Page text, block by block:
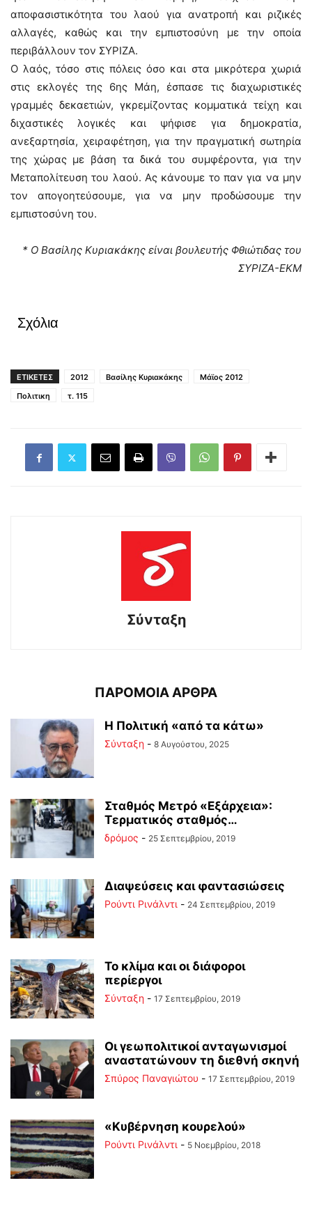
αποφασιστικότητα του λαού για ανατροπή και ριζικές
αλλαγές, καθώς και την εμπιστοσύνη με την οποία
περιβάλλουν τον ΣΥΡΙΖΑ.
Ο λαός, τόσο στις πόλεις όσο και στα μικρότερα χωριά
στις εκλογές της 6ης Μάη, έσπασε τις διαχωριστικές
γραμμές δεκαετιών, γκρεμίζοντας κομματικά τείχη και
διχαστικές λογικές και ψήφισε για δημοκρατία,
ανεξαρτησία, χειραφέτηση, για την πραγματική σωτηρία
της χώρας με βάση τα δικά του συμφέροντα, για την
Μεταπολίτευση του λαού. Ας κάνουμε το παν για να μην
τον απογοητεύσουμε, για να μην προδώσουμε την
εμπιστοσύνη του.
* Ο Βασίλης Κυριακάκης είναι βουλευτής Φθιώτιδας του
ΣΥΡΙΖΑ-ΕΚΜ
Σχόλια
ΕΤΙΚΕΤΕΣ 2012 Βασίλης Κυριακάκης
Μάϊος 2012
Πολιτικη
τ. 115
Σύνταξη
ΠΑΡΟΜΟΙΑ ΑΡΘΡΑ
Η Πολιτική «από τα κάτω»
Σύνταξη - 8 Αυγούστου, 2025
Σταθμός Μετρό «Εξάρχεια»:
Τερματικός σταθμός…
δρόμος - 25 Σεπτεμβρίου, 2019
Διαψεύσεις και φαντασιώσεις
Ρούντι Ρινάλντι - 24 Σεπτεμβρίου, 2019
Το κλίμα και οι διάφοροι
περίεργοι
Σύνταξη - 17 Σεπτεμβρίου, 2019
Οι γεωπολιτικοί ανταγωνισμοί
αναστατώνουν τη διεθνή σκηνή
Σπύρος Παναγιώτου - 17 Σεπτεμβρίου, 2019
«Κυβέρνηση κουρελού»
Ρούντι Ρινάλντι - 5 Νοεμβρίου, 2018